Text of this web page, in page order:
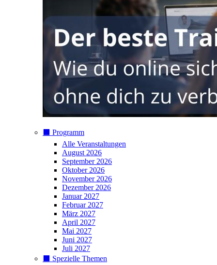
⬛️ Programm
Alle Veranstaltungen
August 2026
September 2026
Oktober 2026
November 2026
Dezember 2026
Januar 2027
Februar 2027
März 2027
April 2027
Mai 2027
Juni 2027
Juli 2027
⬛️ Spezielle Themen